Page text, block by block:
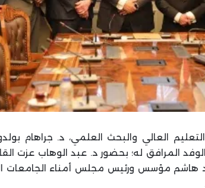
العالي والبحث العلمي، د. جراهام
المرافق له؛ بحضور د. عبد الوهاب عزت
هاشم مؤسس ورئيس مجلس أمناء الجامعات